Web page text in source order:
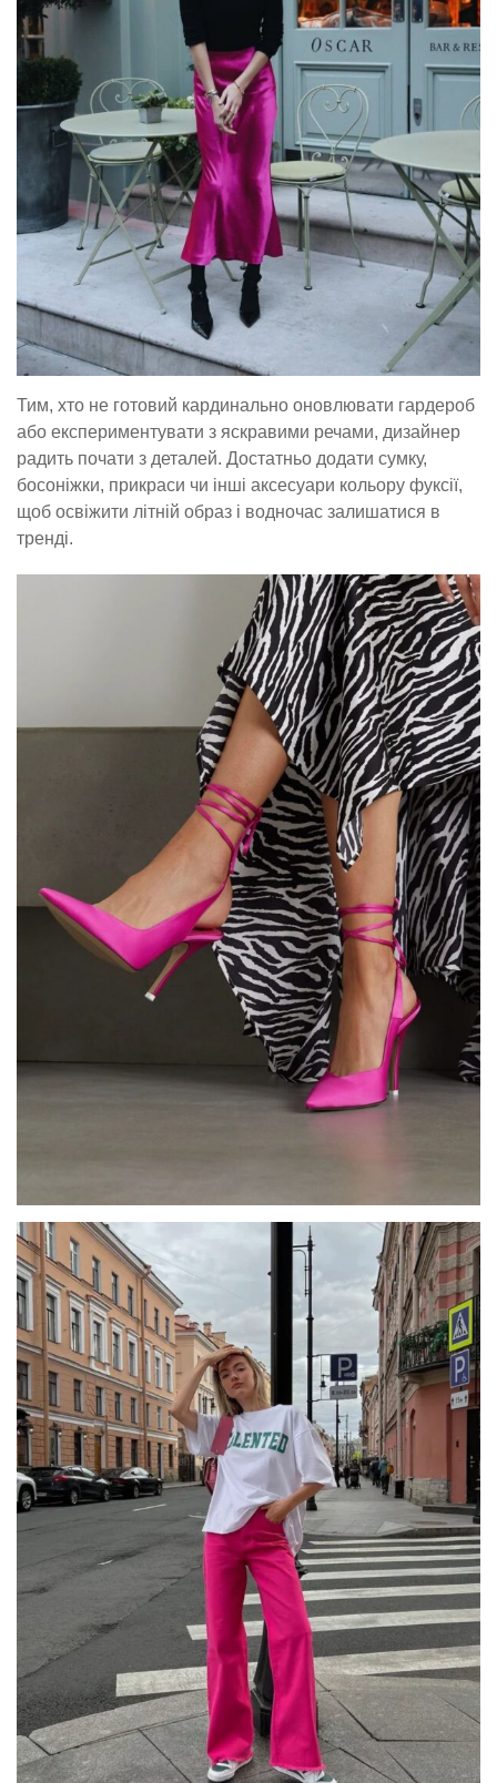
Тим, хто не готовий кардинально оновлювати гардероб
або експериментувати з яскравими речами, дизайнер
радить почати з деталей. Достатньо додати сумку,
босоніжки, прикраси чи інші аксесуари кольору фуксії,
щоб освіжити літній образ і водночас залишатися в
тренді.